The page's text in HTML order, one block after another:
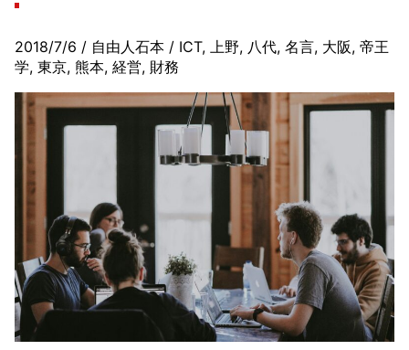
2018/7/6 / 自由人石本 / ICT, 上野, 八代, 名言, 大阪, 帝王
学, 東京, 熊本, 経営, 財務